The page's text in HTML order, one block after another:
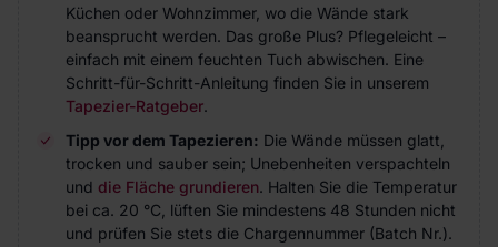
Küchen oder Wohnzimmer, wo die Wände stark
beansprucht werden. Das große Plus? Pflegeleicht –
einfach mit einem feuchten Tuch abwischen. Eine
Schritt-für-Schritt-Anleitung finden Sie in unserem
Tapezier-Ratgeber.
Tipp vor dem Tapezieren: Die Wände müssen glatt,
trocken und sauber sein; Unebenheiten verspachteln
und die Fläche grundieren. Halten Sie die Temperatur
bei ca. 20 °C, lüften Sie mindestens 48 Stunden nicht
und prüfen Sie stets die Chargennummer (Batch Nr.).